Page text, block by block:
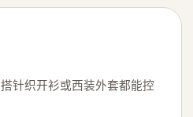
针织开衫或西装外套都能控